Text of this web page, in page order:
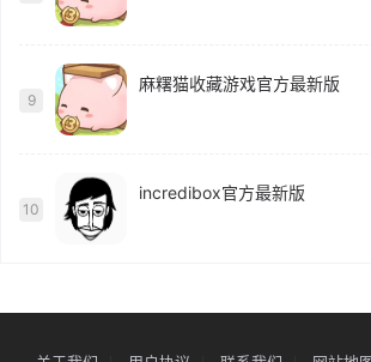
9
麻糬猫收藏游戏官方最新版
10
incredibox官方最新版